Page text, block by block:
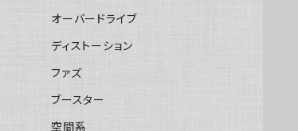
オーバードライブ
ディストーション
ファズ
ブースター
空間系